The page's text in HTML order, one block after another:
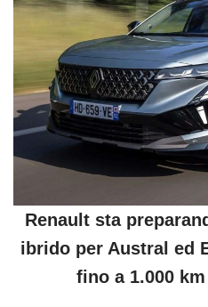
Renault sta
ibrido per Austral ed
fino a 1.000